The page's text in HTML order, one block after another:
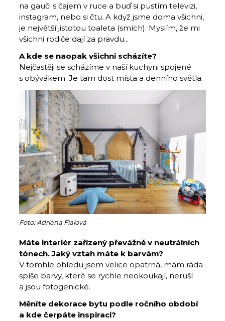
na gauči s čajem v ruce a buď si pustím televizi,
instagram, nebo si čtu. A když jsme doma všichni,
je největší jistotou toaleta (smích). Myslím, že mi
všichni rodiče dají za pravdu...
A kde se naopak všichni scházíte?
Nejčastěji se scházíme v naší kuchyni spojené
s obývákem. Je tam dost místa a denního světla.
Foto: Adriana Fialová
Máte interiér zařízený převážně v neutrálních
tónech. Jaký vztah máte k barvám?
V tomhle ohledu jsem velice opatrná, mám ráda
spíše barvy, které se rychle neokoukají, neruší
a jsou fotogenické.
Měníte dekorace bytu podle ročního období
a kde čerpáte inspiraci?